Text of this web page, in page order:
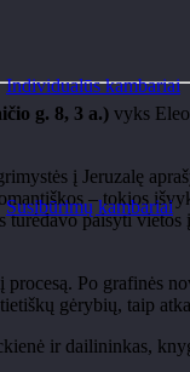
Individualūs kambariai
Susibūrimų kambariai
g. 8, 3 a.) vyks
į Jeruzalę
– tokios
paisyti
Po grafinės
gėrybių, taip
ir dailininkas,